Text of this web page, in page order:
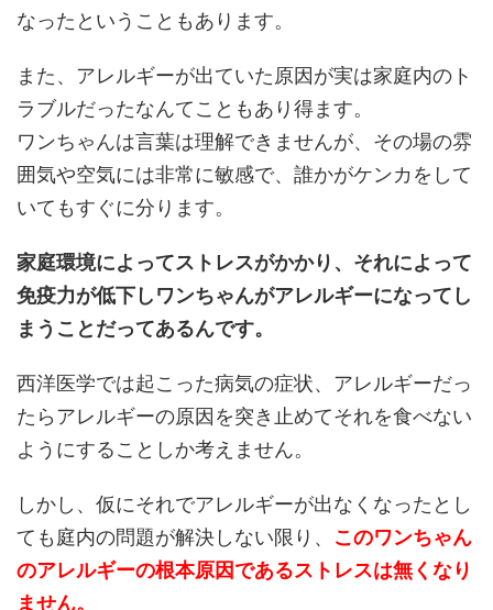
なったということもあります。
また、アレルギーが出ていた原因が実は家庭内のト
ラブルだったなんてこともあり得ます。
ワンちゃんは言葉は理解できませんが、その場の雰
囲気や空気には非常に敏感で、誰かがケンカをして
いてもすぐに分ります。
家庭環境によってストレスがかかり、それによって
免疫力が低下しワンちゃんがアレルギーになってし
まうことだってあるんです。
西洋医学では起こった病気の症状、アレルギーだっ
たらアレルギーの原因を突き止めてそれを食べない
ようにすることしか考えません。
しかし、仮にそれでアレルギーが出なくなったとし
ても庭内の問題が解決しない限り、 このワンちゃん
のアレルギーの根本原因であるストレスは無くなり
ません。